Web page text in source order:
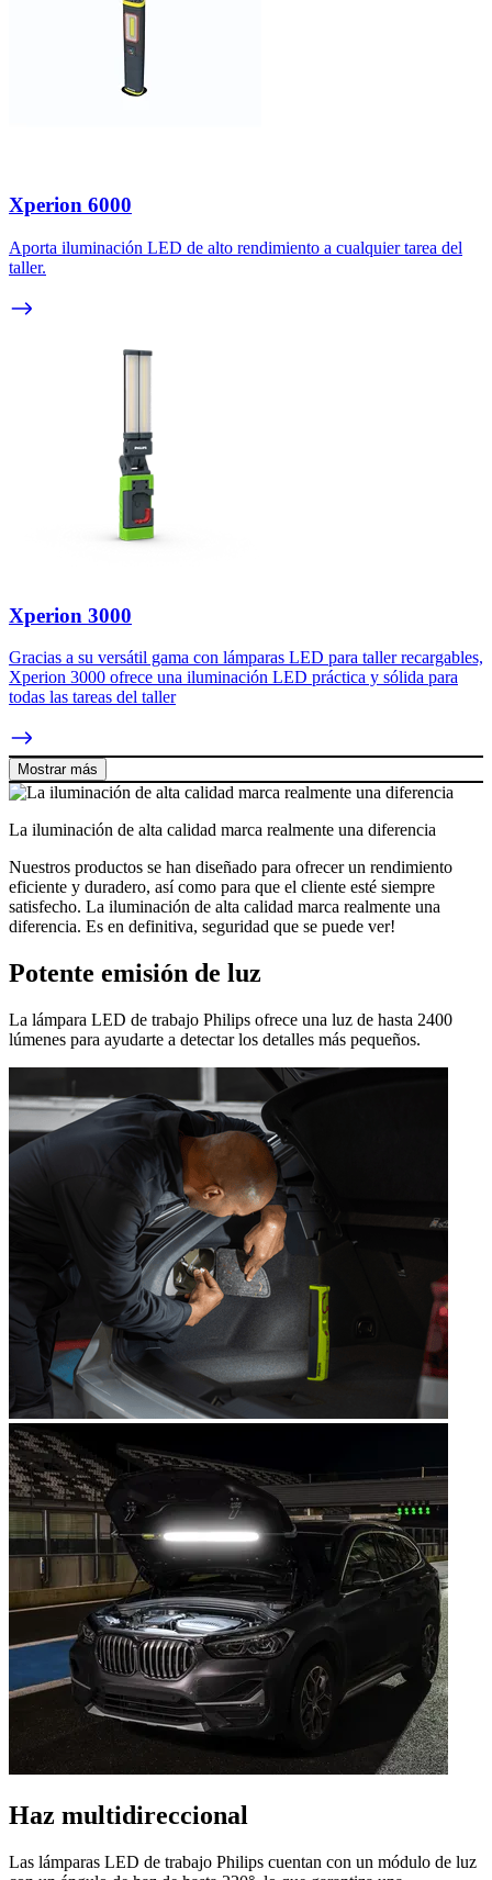
Xperion 6000
Aporta iluminación LED de alto rendimiento a cualquier tarea del
taller.
Xperion 3000
Gracias a su versátil gama con lámparas LED para taller recargables,
Xperion 3000 ofrece una iluminación LED práctica y sólida para
todas las tareas del taller
Mostrar más
La iluminación de alta calidad marca realmente una diferencia
Nuestros productos se han diseñado para ofrecer un rendimiento
eficiente y duradero, así como para que el cliente esté siempre
satisfecho. La iluminación de alta calidad marca realmente una
diferencia. Es en definitiva, seguridad que se puede ver!
Potente emisión de luz
La lámpara LED de trabajo Philips ofrece una luz de hasta 2400
lúmenes para ayudarte a detectar los detalles más pequeños.
Haz multidireccional
Las lámparas LED de trabajo Philips cuentan con un módulo de luz